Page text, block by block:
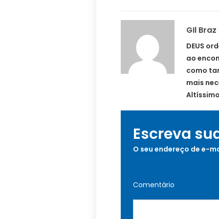
GIl
DEUS
ao
como
mais
Escreva
O seu endereço de e-
Comentário